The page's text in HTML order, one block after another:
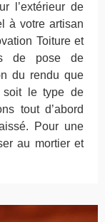
l’extérieur de
à votre artisan
Toiture et
de pose de
du rendu que
soit le type de
tout d’abord
Pour une
au mortier et